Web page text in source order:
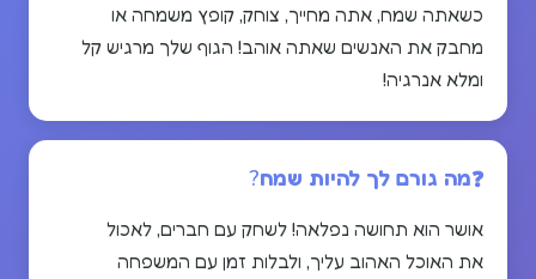
כשאתה שמח, אתה מחייך, צוחק, קופץ משמחה או
מחבק את האנשים שאתה אוהב! הגוף שלך מרגיש קל
ומלא אנרגיה!
מה גורם לך להיות שמח?
אושר הוא תחושה נפלאה! לשחק עם חברים, לאכול
את האוכל האהוב עליך, ולבלות זמן עם המשפחה